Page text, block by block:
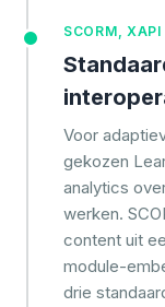
SCORM,
Voor
gekozen
analytics
werken.
content uit
module-
drie